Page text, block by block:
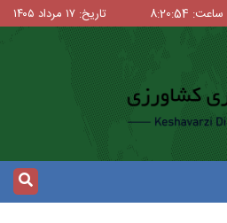
8:20:54 تاریخ: ۱۷ مرداد ۱۴۰۵